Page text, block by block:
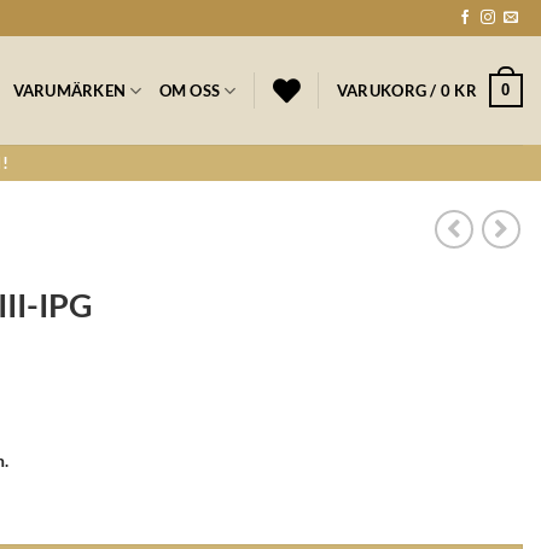
VARUMÄRKEN OM OSS VARUKORG / 0 KR 0
IPG